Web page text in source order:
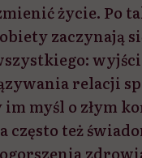
życie. Po
zaczynają
relacji
myśl o złym
często też